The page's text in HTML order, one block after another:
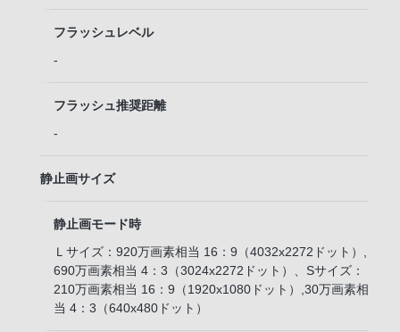
フラッシュレベル
-
フラッシュ推奨距離
-
静止画サイズ
静止画モード時
Ｌサイズ：920万画素相当 16：9（4032x2272ドット）,
690万画素相当 4：3（3024x2272ドット）、Sサイズ：
210万画素相当 16：9（1920x1080ドット）,30万画素相
当 4：3（640x480ドット）